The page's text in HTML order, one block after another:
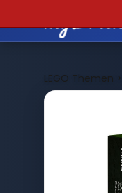
LEGO Themen >